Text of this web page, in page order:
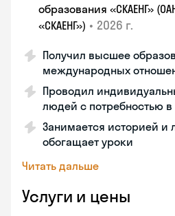
образования «СКАЕНГ»
«СКАЕНГ») • 2026 г.
Получил высшее
международных
Проводил
людей с потребностью
Занимается историей и
обогащает уроки
Читать дальше
Услуги и цены